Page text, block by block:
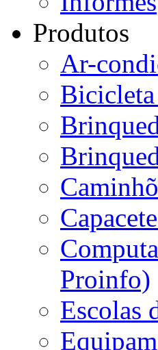
Produtos
Ar-
Proinfo)
Escolas